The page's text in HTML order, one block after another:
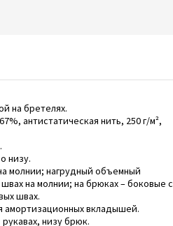
на бретелях.
антистатическая нить, 250 г/м²,
низу.
молнии; нагрудный объемный
на молнии; на брюках – боковые с
швах.
амортизационных вкладышей.
низу брюк.